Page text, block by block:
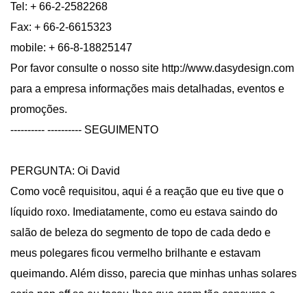
Tel: + 66-2-2582268
Fax: + 66-2-6615323
mobile: + 66-8-18825147
Por favor consulte o nosso site http://www.dasydesign.com
para a empresa informações mais detalhadas, eventos e
promoções.
---------- ---------- SEGUIMENTO
PERGUNTA: Oi David
Como você requisitou, aqui é a reação que eu tive que o
líquido roxo. Imediatamente, como eu estava saindo do
salão de beleza do segmento de topo de cada dedo e
meus polegares ficou vermelho brilhante e estavam
queimando. Além disso, parecia que minhas unhas solares